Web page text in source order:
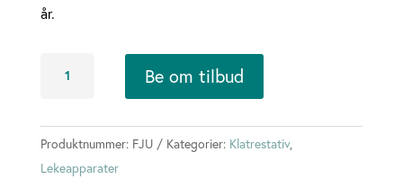
år.
Be om tilbud
Produktnummer: FJU Kategorier: Klatrestativ,
Lekeapparater